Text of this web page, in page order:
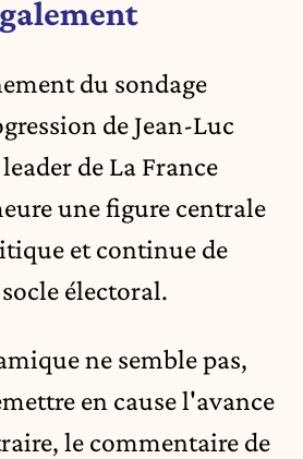
du sondage
de Jean-Luc
leader de La France
une figure centrale
et continue de
électoral.
ne semble pas,
en cause l'avance
le commentaire de